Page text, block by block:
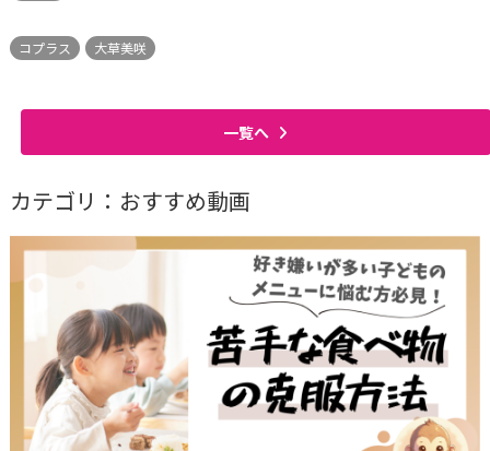
コプラス 大草美咲
一覧へ
カテゴリ：おすすめ動画